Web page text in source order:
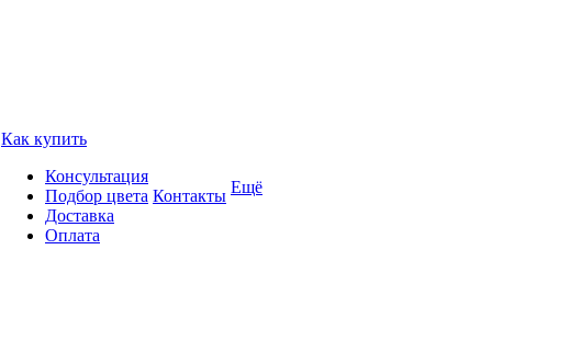
Как купить
Консультация
Подбор цвета
Доставка
Оплата
Контакты Ещё